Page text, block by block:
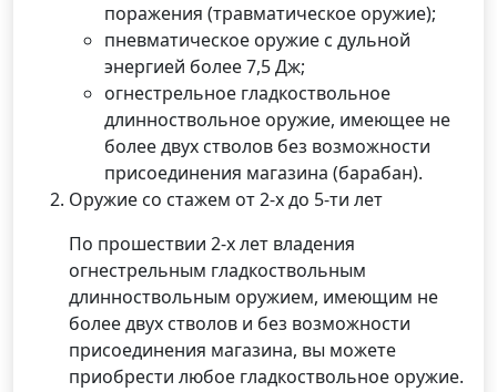
поражения (травматическое оружие);
пневматическое оружие с дульной
энергией более 7,5 Дж;
огнестрельное гладкоствольное
длинноствольное оружие, имеющее не
более двух стволов без возможности
присоединения магазина (барабан).
Оружие со стажем от 2-х до 5-ти лет
По прошествии 2-х лет владения
огнестрельным гладкоствольным
длинноствольным оружием, имеющим не
более двух стволов и без возможности
присоединения магазина, вы можете
приобрести любое гладкоствольное оружие.